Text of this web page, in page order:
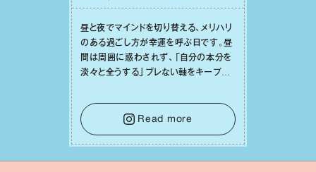
昼と夜でマインドを切り替える、メリハリ
のある過ごし⽅が幸運を呼ぶ⽇です。昼
間は周囲に惑わされず、「⾃分の本分を
淡々と全うする」ブレない軸をキープし
⾔葉に流されないよう、⼼にしっかりブ
レーキをかけること。この意識の切り替
えが、あなたに確かな安⼼感をもたらす
はずです。
Read more